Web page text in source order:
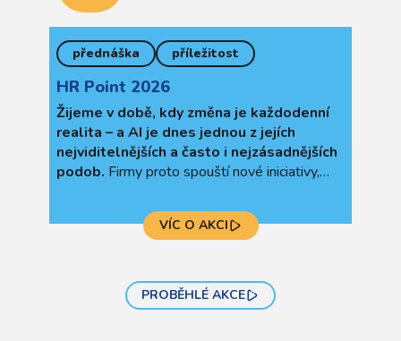
přednáška příležitost
HR Point 2026
Žijeme v době, kdy změna je každodenní
realita – a AI je dnes jednou z jejích
nejviditelnějších a často i nejzásadnějších
podob. Firmy proto spouští nové iniciativy,
se opravdu propíše do každodenní práce. Na
diskusních seminářích HR point
VÍC O AKCI
PROBĚHLÉ AKCE